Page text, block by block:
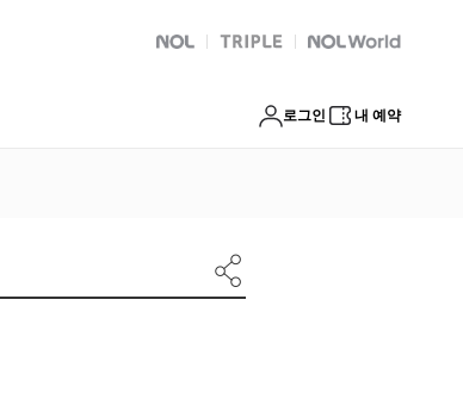
NOL 트리플 Global Interpark
로그인 내 예약